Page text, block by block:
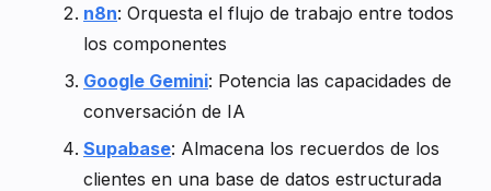
n8n: Orquesta el flujo de trabajo entre todos
los componentes
Google Gemini: Potencia las capacidades de
conversación de IA
Supabase: Almacena los recuerdos de los
clientes en una base de datos estructurada